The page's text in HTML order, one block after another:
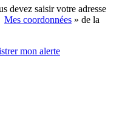
devez saisir votre adresse
Mes coordonnées » de la
mon alerte